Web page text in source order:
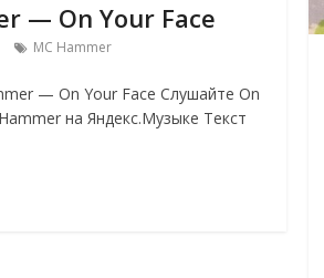
— On Your Face
MC Hammer
— On Your Face Слушайте On
на Яндекс.Музыке Текст